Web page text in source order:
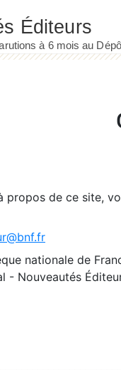
propos de ce site,
nationale de
- Nouveautés